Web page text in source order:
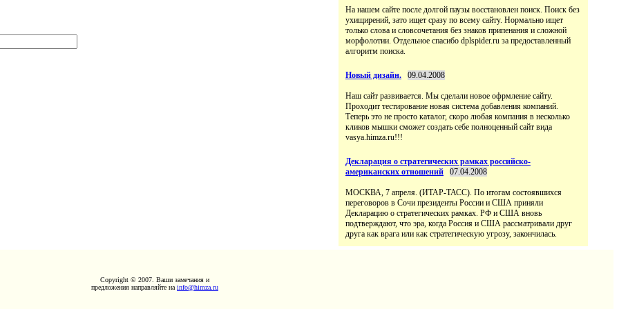
На нашем сайте после долгой паузы восстановлен поиск. Поиск без
ухищирений, зато ищет сразу по всему сайту. Нормально ищет
только слова и словсочетания без знаков припенания и сложной
морфолотии. Отдельное спасибо dplspider.ru за предоставленный
алгоритм поиска.
Новый дизайн. 09.04.2008
Наш сайт развивается. Мы сделали новое офрмление сайту.
Проходит тестирование новая система добавления компаний.
Теперь это не просто каталог, скоро любая компания в несколько
кликов мышки сможет создать себе полноценный сайт вида
vasya.himza.ru!!!
Декларация о стратегических рамках российско-
американских отношений
07.04.2008
МОСКВА, 7 апреля. (ИТАР-ТАСС). По итогам состоявшихся
переговоров в Сочи президенты России и США приняли
Декларацию о стратегических рамках. РФ и США вновь
подтверждают, что эра, когда Россия и США рассматривали друг
друга как врага или как стратегическую угрозу, закончилась.
Copyright © 2007. Ваши замечания и
предложения направляйте на info@himza.ru